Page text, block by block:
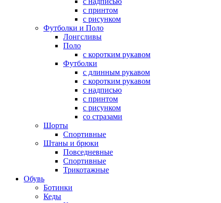
с принтом
с рисунком
Футболки и Поло
Лонгсливы
Поло
с коротким рукавом
Футболки
с длинным рукавом
с коротким рукавом
с надписью
с принтом
с рисунком
со стразами
Шорты
Спортивные
Штаны и брюки
Повседневные
Спортивные
Трикотажные
Обувь
Ботинки
Кеды